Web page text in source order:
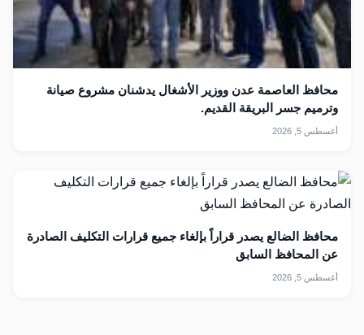
محافظ العاصمة عدن ووزير الأشغال يدشنان مشروع صيانة
وترميم جسر البريقة القديم.
أغسطس 5, 2026
محافظ الضالع يصدر قراراً بإلغاء جميع قرارات التكليف الصادرة
عن المحافظ السابق
أغسطس 5, 2026